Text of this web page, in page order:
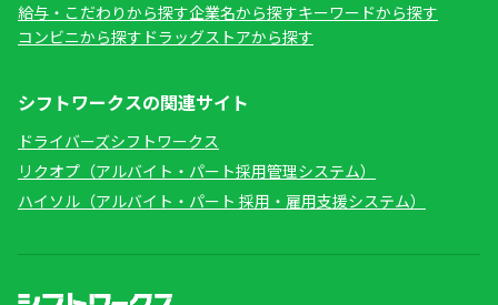
給与・こだわりから探す企業名から探すキーワードから探す
コンビニから探す ドラッグストアから探す
シフトワークスの関連サイト
ドライバーズシフトワークス
リクオプ（アルバイト・パート採用管理システム）
ハイソル（アルバイト・パート 採用・雇用支援システム）